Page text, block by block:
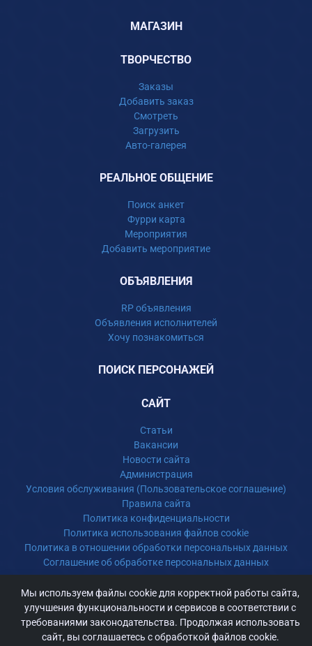
МАГАЗИН
ТВОРЧЕСТВО
Заказы
Добавить заказ
Смотреть
Загрузить
Авто-галерея
РЕАЛЬНОЕ ОБЩЕНИЕ
Поиск анкет
Фурри карта
Мероприятия
Добавить мероприятие
ОБЪЯВЛЕНИЯ
RP объявления
Объявления исполнителей
Хочу познакомиться
ПОИСК ПЕРСОНАЖЕЙ
САЙТ
Статьи
Вакансии
Новости сайта
Администрация
Условия обслуживания (Пользовательское соглашение)
Правила сайта
Политика конфиденциальности
Политика использования файлов cookie
Политика в отношении обработки персональных данных
Соглашение об обработке персональных данных
Поддержка
Поддержите развитие проекта и получите уникальный статус
Мы используем файлы cookie для корректной работы сайта,
улучшения функциональности и сервисов в соответствии с
требованиями законодательства. Продолжая использовать
сайт, вы соглашаетесь с обработкой файлов cookie.